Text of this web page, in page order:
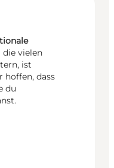
vielen
ist
hoffen, dass
du